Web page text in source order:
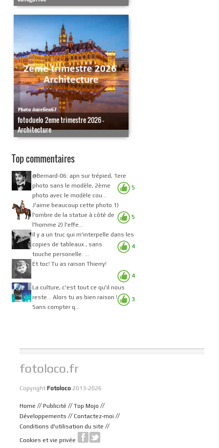
fotoduelo 2eme trimestre 2026 -
Architecture
Top commentaires
5
@Bernard-06: apn sur trépied, 1ere
photo sans le modèle, 2ème
photo avec le modèle cou...
5
J'aime beaucoup cette photo 1)
l'ombre de la statue à côté de
l'homme 2) l'effe...
4
Il y a un truc qui m'interpelle dans les
copies de tableaux , sans
touche personelle. ...
4
Et toc! Tu as raison Thierry!
3
La culture, c'est tout ce qu'il nous
reste... Alors tu as bien raison !
Sans compter q...
fotoloco.fr
Copyright Fotoloco 2013-2026
Home // Publicité // Top Mojo //
Développements // Contactez-moi //
Conditions d'utilisation du site //
Cookies et vie privée